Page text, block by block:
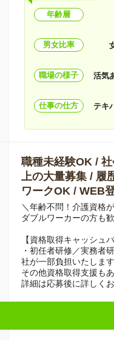
年齢層
男女比率
職場の様子 活気
仕事の仕方 テキ
職種未経験OK /
上の大量募集 /
ワークOK / WEB
＼年齢不問！介護資格
ダブルワーカーの方も
【資格取得キャッシュ
・初任者研修／実務者
社が一部負担いたします
その他資格取得支援も
詳細は応募後に詳しく